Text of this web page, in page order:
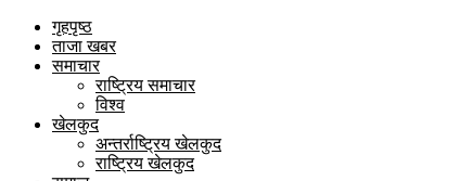
गृहपृष्ठ
ताजा खबर
समाचार
राष्ट्रिय समाचार
विश्व
खेलकुद
अन्तर्राष्ट्रिय खेलकुद
राष्ट्रिय खेलकुद